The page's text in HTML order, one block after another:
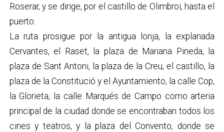
Roserar, y se dirige, por el castillo de Olimbroi, hasta el
puerto.
La ruta prosigue por la antigua lonja, la explanada
Cervantes, el Raset, la plaza de Mariana Pineda, la
plaza de Sant Antoni, la plaza de la Creu, el castillo, la
plaza de la Constitució y el Ayuntamiento, la calle Cop,
la Glorieta, la calle Marqués de Campo como arteria
principal de la ciudad donde se encontraban todos los
cines y teatros, y la plaza del Convento, donde se